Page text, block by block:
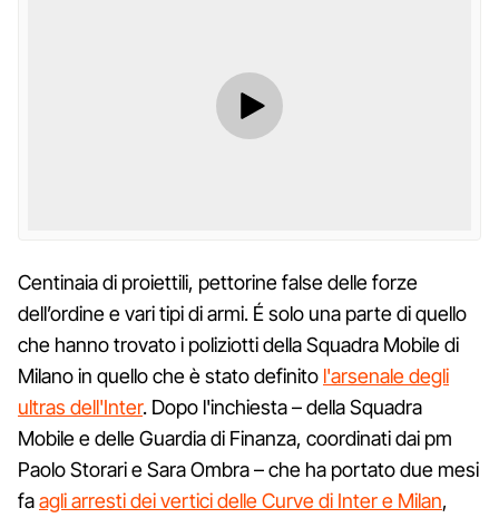
Centinaia di proiettili, pettorine false delle forze
dell’ordine e vari tipi di armi. É solo una parte di quello
che hanno trovato i poliziotti della Squadra Mobile di
Milano in quello che è stato definito l'arsenale degli
ultras dell'Inter. Dopo l'inchiesta – della Squadra
Mobile e delle Guardia di Finanza, coordinati dai pm
Paolo Storari e Sara Ombra – che ha portato due mesi
faagli arresti dei vertici delle Curve di Inter e Milan,